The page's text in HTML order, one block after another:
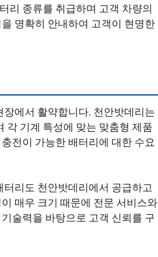
리 종류를 취급하며 고객 차량의
명확히 안내하여 고객이 현명한
에서 활약합니다. 천안밧데리는
각 기계 특성에 맞는 맞춤형 제품
전이 가능한 배터리에 대한 수요
터리도 천안밧데리에서 공급하고
매우 크기 때문에 전문 서비스와
술력을 바탕으로 고객 신뢰를 구